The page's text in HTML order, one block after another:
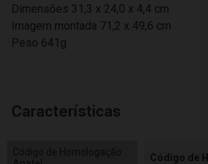
Dimensões 31,3 x 24,0 x 4,4 cm
Imagem montada 71,2 x 49,6 cm
Peso 641g
Características
Código de